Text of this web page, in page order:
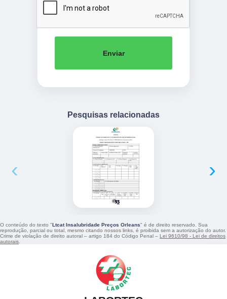
Enviar
Pesquisas relacionadas
‹ ›
O conteúdo do texto "Ltcat Insalubridade Preços Orleans" é de direito reservado. Sua
reprodução, parcial ou total, mesmo citando nossos links, é proibida sem a autorização do autor.
Crime de violação de direito autoral – artigo 184 do Código Penal – Lei 9610/98 - Lei de direitos
autorais